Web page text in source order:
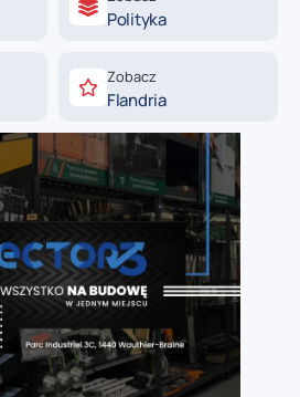
Polityka
Zobacz
Flandria